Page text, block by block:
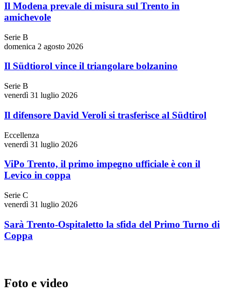
Il Modena prevale di misura sul Trento in
amichevole
Serie B
domenica 2 agosto 2026
Il Südtiorol vince il triangolare bolzanino
Serie B
venerdì 31 luglio 2026
Il difensore David Veroli si trasferisce al Südtirol
Eccellenza
venerdì 31 luglio 2026
ViPo Trento, il primo impegno ufficiale è con il
Levico in coppa
Serie C
venerdì 31 luglio 2026
Sarà Trento-Ospitaletto la sfida del Primo Turno di
Coppa
Foto e video